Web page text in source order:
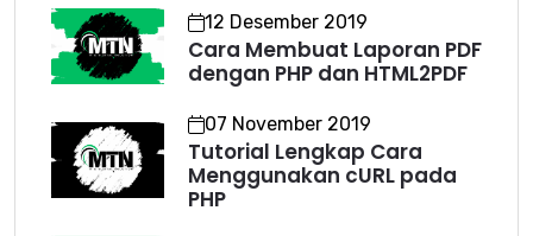
12 Desember 2019
Cara Membuat Laporan PDF
dengan PHP dan HTML2PDF
07 November 2019
Tutorial Lengkap Cara
Menggunakan cURL pada
PHP